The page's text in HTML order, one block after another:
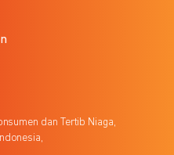
dan Tertib Niaga,